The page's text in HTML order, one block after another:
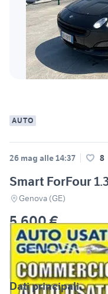
AUTO
26 mag alle 14:37 8
Smart ForFour
Genova (GE)
5.600 €
Dati principali